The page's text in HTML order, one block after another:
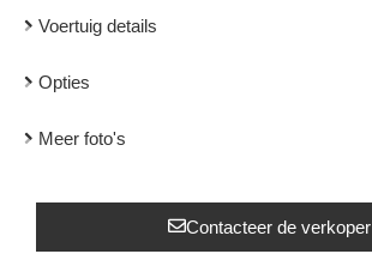
Voertuig details
Opties
Meer foto's
Contacteer de verkoper